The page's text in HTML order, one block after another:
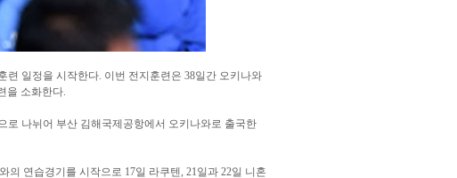
련 일정을 시작한다. 이번 전지훈련은 38일간 오키나와
을 소화한다.
로 나뉘어 부산 김해국제공항에서 오키나와로 출국한
의 연습경기를 시작으로 17일 라쿠텐, 21일과 22일 니혼